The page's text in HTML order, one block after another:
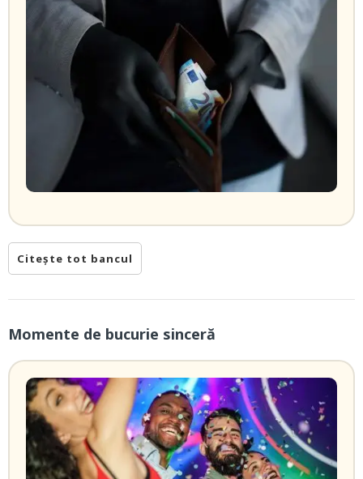
Citește tot bancul
Momente de bucurie sinceră